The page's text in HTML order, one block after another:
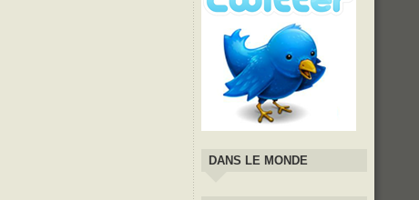
DANS LE MONDE